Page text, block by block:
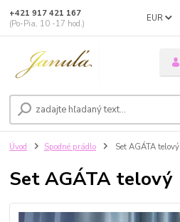
EUR
+421 917 421 167
(Po-Pia, 10 -17 hod.)
Úvod Spodné prádlo Set AGÁTA telový
Set AGÁTA telový